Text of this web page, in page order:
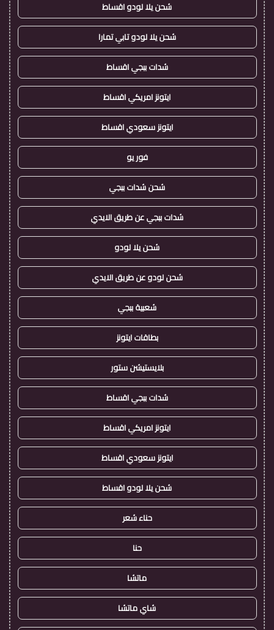
شحن يلا لودو اقساط
شحن يلا لودو تابي تمارا
شدات ببجي اقساط
ايتونز امريكي اقساط
ايتونز سعودي اقساط
فور يو
شحن شدات ببجي
شدات ببجي عن طريق الايدي
شحن يلا لودو
شحن لودو عن طريق الايدي
شعبية ببجي
بطاقات ايتونز
بلايستيشن ستور
شدات ببجي اقساط
ايتونز امريكي اقساط
ايتونز سعودي اقساط
شحن يلا لودو اقساط
حناء شعر
حنا
ماتشا
شاي ماتشا